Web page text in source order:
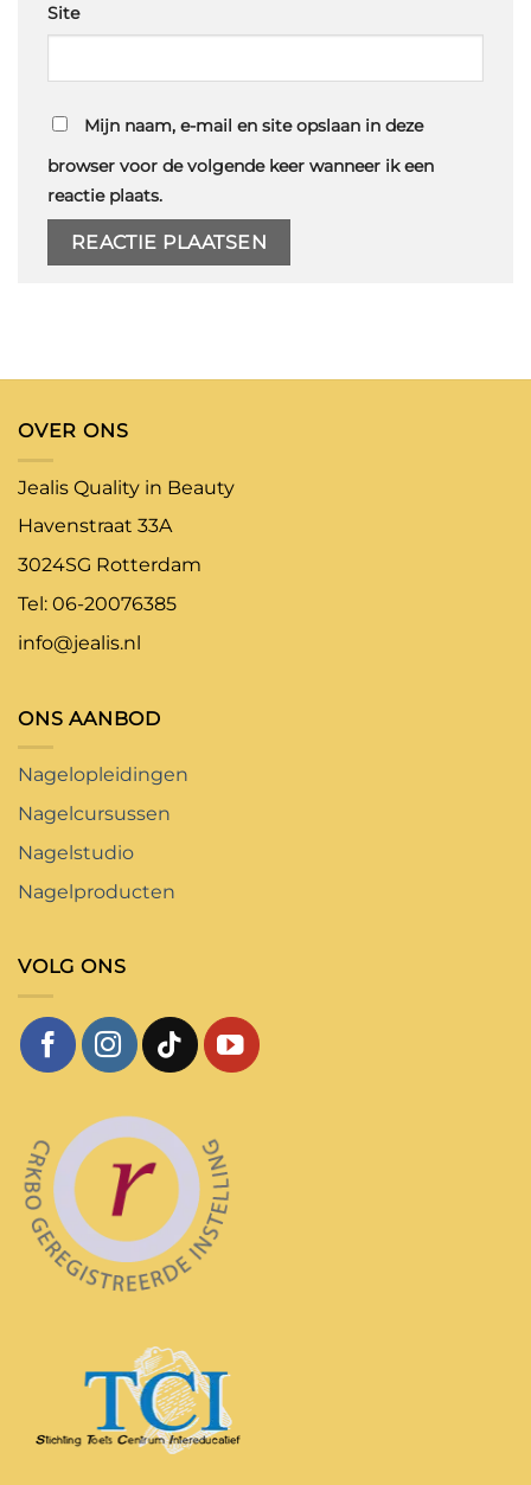
Site
Mijn naam, e-mail en site opslaan in deze
browser voor de volgende keer wanneer ik een
reactie plaats.
OVER ONS
Jealis Quality in Beauty
Havenstraat 33A
3024SG Rotterdam
Tel: 06-20076385
info@jealis.nl
ONS AANBOD
Nagelopleidingen
Nagelcursussen
Nagelstudio
Nagelproducten
VOLG ONS